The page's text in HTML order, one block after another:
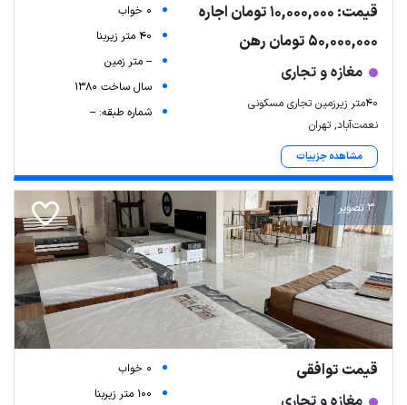
قیمت: 10,000,000 تومان اجاره
50,000,000 تومان رهن
مغازه و تجاری
۴۰متر زیرزمین تجاری مسکونی
نعمت‌آباد, تهران
مشاهده جزییات
0 خواب
40 متر زیربنا
-- متر زمین
سال ساخت 1380
شماره طبقه: --
3 تصویر
قیمت توافقی
0 خواب
100 متر زیربنا